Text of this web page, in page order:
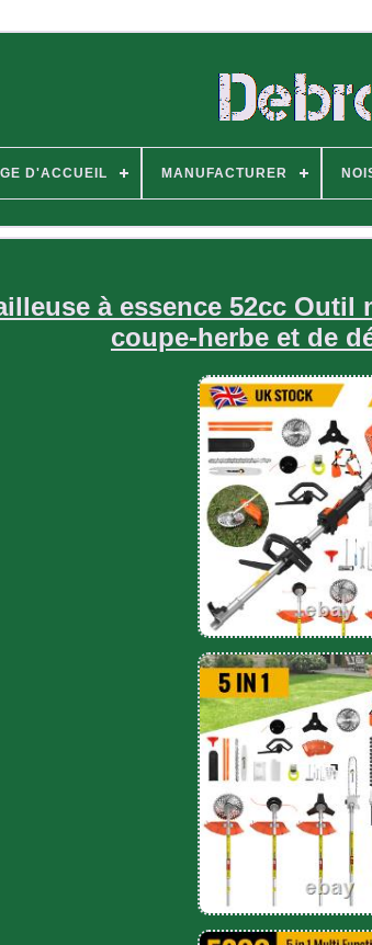
D'ACCUEIL MANUFACTURER
à essence 52cc
coupe-herbe et de